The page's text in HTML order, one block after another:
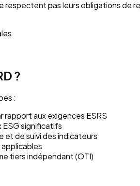
pas leurs obligations de
?
:
rapport aux exigences ESRS
ESG significatifs
et de suivi des indicateurs
tiers indépendant (OTI)